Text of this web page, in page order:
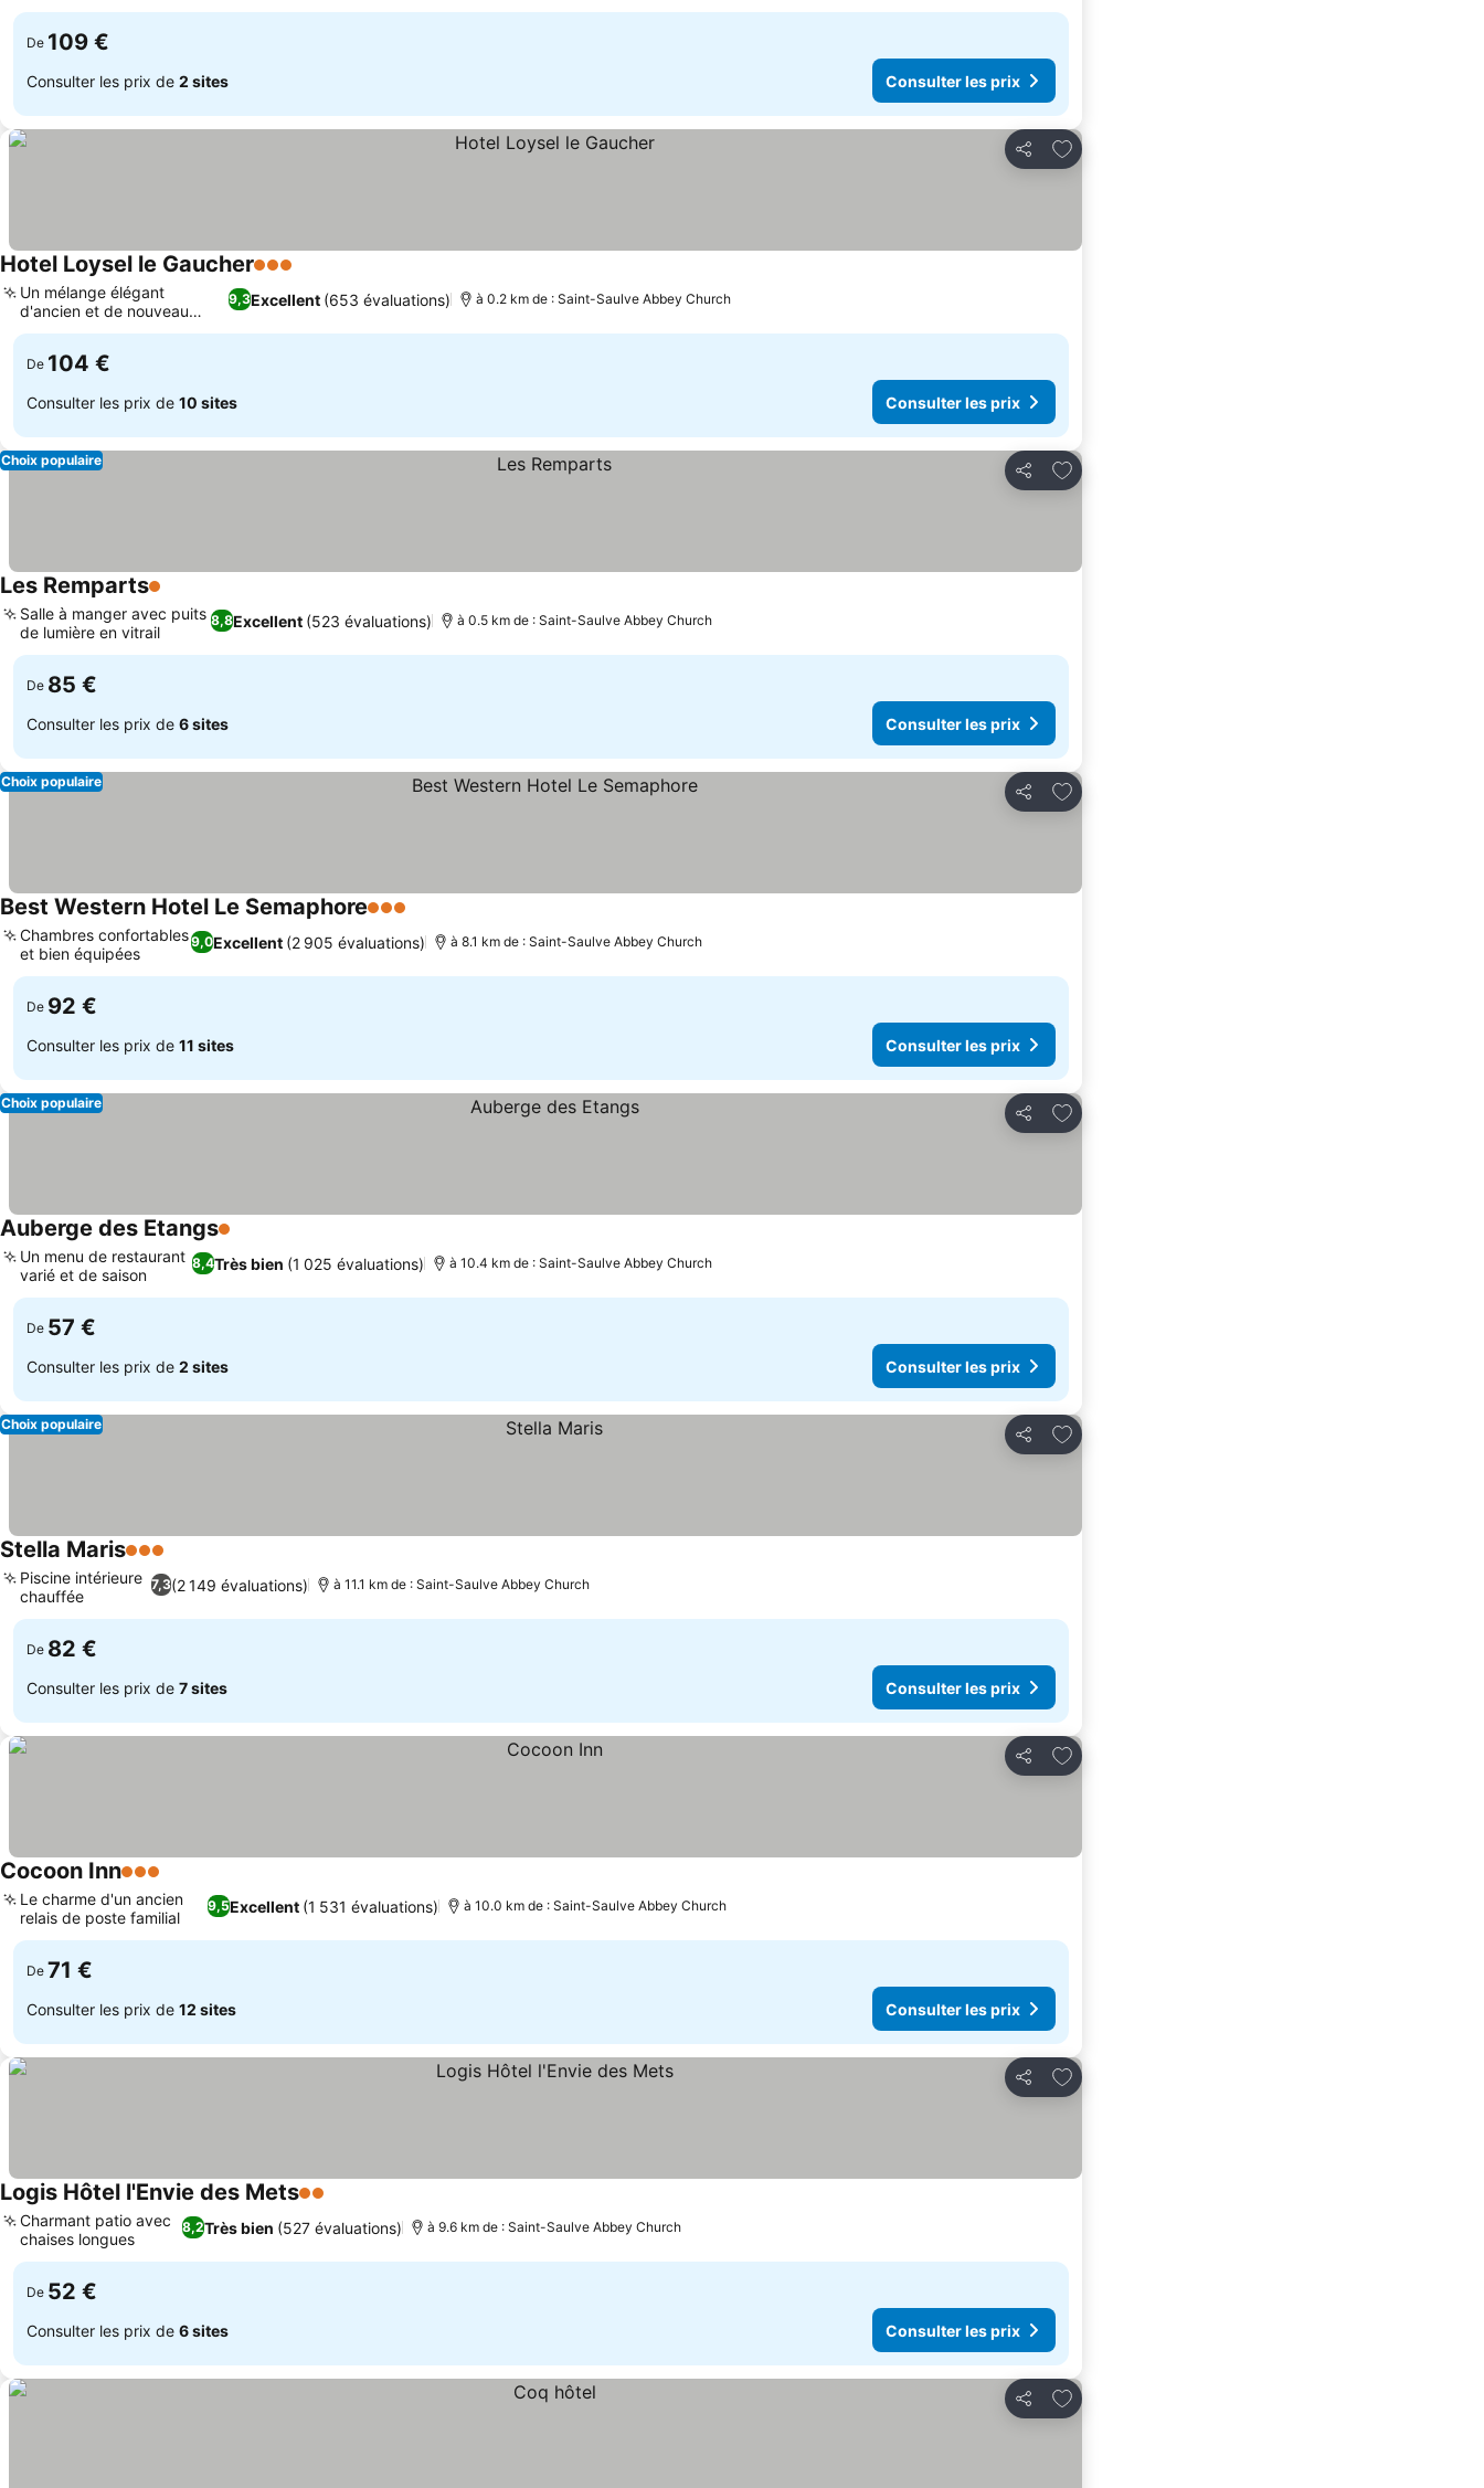
De 109 €
Consulter les prix de 2 sites Consulter les prix
Partager
Ajouter à mes favoris
Hotel Loysel le Gaucher3 Étoiles
9,3Excellent (653 évaluations)
Un mélange élégant
d'ancien et de nouveau
design
à 0.2 km de : Saint-Saulve Abbey Church
De 104 €
Consulter les prix de 10 sites Consulter les prix
Partager
Ajouter à mes favoris
Choix populaire
Les Remparts1 Étoiles
8,8Excellent (523 évaluations)
Salle à manger avec puits
de lumière en vitrail
à 0.5 km de : Saint-Saulve Abbey Church
De 85 €
Consulter les prix de 6 sites Consulter les prix
Partager
Ajouter à mes favoris
Choix populaire
Best Western Hotel Le Semaphore3 Étoiles
9,0Excellent (2 905 évaluations)
Chambres confortables
et bien équipées
à 8.1 km de : Saint-Saulve Abbey Church
De 92 €
Consulter les prix de 11 sites Consulter les prix
Partager
Ajouter à mes favoris
Choix populaire
Auberge des Etangs1 Étoiles
8,4Très bien (1 025 évaluations)
Un menu de restaurant
varié et de saison
à 10.4 km de : Saint-Saulve Abbey Church
De 57 €
Consulter les prix de 2 sites Consulter les prix
Partager
Ajouter à mes favoris
Choix populaire
Stella Maris3 Étoiles
7,3(2 149 évaluations)
Piscine intérieure
chauffée
à 11.1 km de : Saint-Saulve Abbey Church
De 82 €
Consulter les prix de 7 sites Consulter les prix
Partager
Ajouter à mes favoris
Cocoon Inn3 Étoiles
9,5Excellent (1 531 évaluations)
Le charme d'un ancien
relais de poste familial
à 10.0 km de : Saint-Saulve Abbey Church
De 71 €
Consulter les prix de 12 sites Consulter les prix
Partager
Ajouter à mes favoris
Logis Hôtel l'Envie des Mets2 Étoiles
8,2Très bien (527 évaluations)
Charmant patio avec
chaises longues
à 9.6 km de : Saint-Saulve Abbey Church
De 52 €
Consulter les prix de 6 sites Consulter les prix
Partager
Ajouter à mes favoris